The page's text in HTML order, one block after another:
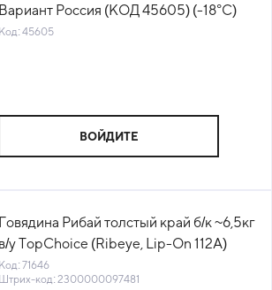
Вариант Россия (КОД 45605) (-18°С)
Код: 45605
ВОЙДИТЕ
Говядина Рибай толстый край б/к ~6,5кг
в/у TopChoice (Ribeye, Lip-On 112A)
Cutsbeef™ (КОД 71646) (-18°С)
Код: 71646
Штрих-код: 2300000097481